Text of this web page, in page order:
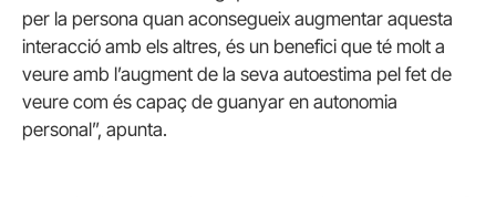
per la persona quan aconsegueix augmentar aquesta
interacció amb els altres, és un benefici que té molt a
veure amb l’augment de la seva autoestima pel fet de
veure com és capaç de guanyar en autonomia
personal”, apunta.